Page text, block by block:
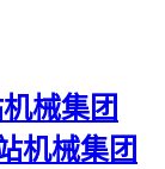
械集团